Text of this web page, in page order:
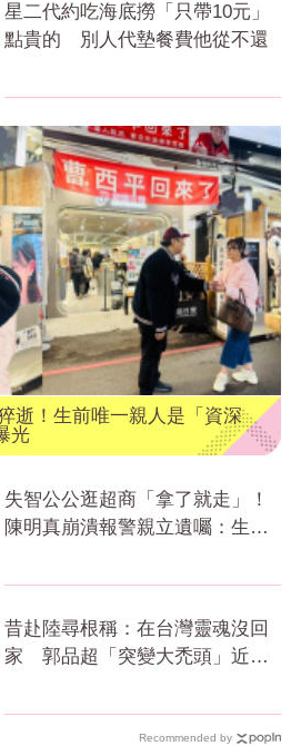
星二代約吃海底撈「只帶10元」
點貴的 別人代墊餐費他從不還
逝！生前唯一親人是「資深
光
失智公公逛超商「拿了就走」！
陳明真崩潰報警親立遺囑：生命
昔赴陸尋根稱：在台灣靈魂沒回
家 郭品超「突變大禿頭」近照
Recommended by